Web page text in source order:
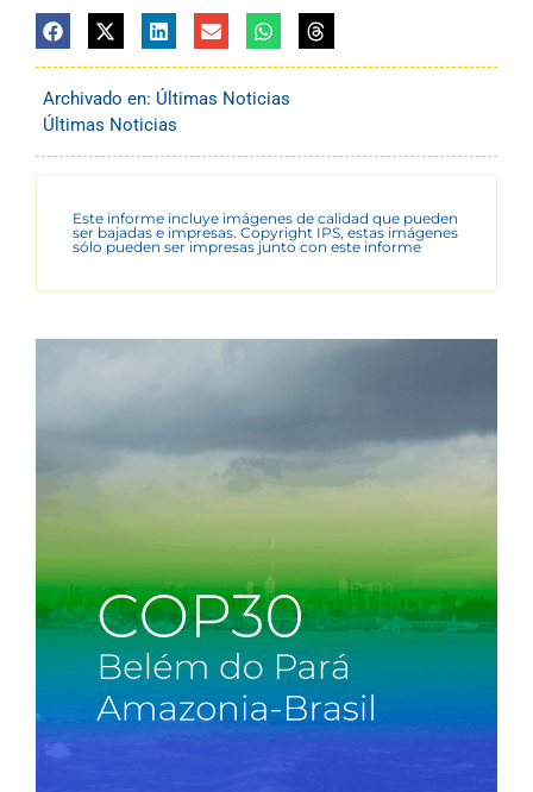
Archivado en: Últimas Noticias
Últimas Noticias
Este informe incluye imágenes de calidad que pueden
ser bajadas e impresas. Copyright IPS, estas imágenes
sólo pueden ser impresas junto con este informe